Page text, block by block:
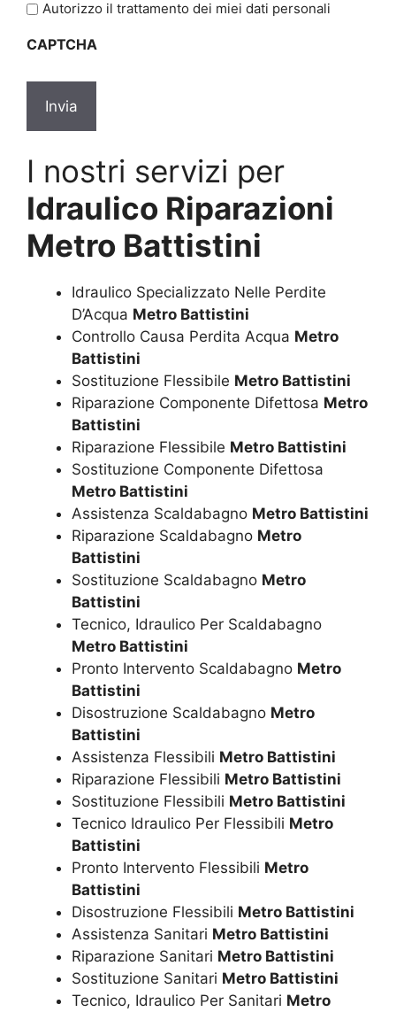
l'informativa
privacy
Autorizzo il trattamento dei miei dati personali
CAPTCHA
I nostri servizi per
Idraulico Riparazioni
Metro Battistini
Idraulico Specializzato Nelle Perdite
D’Acqua Metro Battistini
Controllo Causa Perdita Acqua Metro
Battistini
Sostituzione Flessibile Metro Battistini
Riparazione Componente Difettosa Metro
Battistini
Riparazione Flessibile Metro Battistini
Sostituzione Componente Difettosa
Metro Battistini
Assistenza Scaldabagno Metro Battistini
Riparazione Scaldabagno Metro
Battistini
Sostituzione Scaldabagno Metro
Battistini
Tecnico, Idraulico Per Scaldabagno
Metro Battistini
Pronto Intervento Scaldabagno Metro
Battistini
Disostruzione Scaldabagno Metro
Battistini
Assistenza Flessibili Metro Battistini
Riparazione Flessibili Metro Battistini
Sostituzione Flessibili Metro Battistini
Tecnico Idraulico Per Flessibili Metro
Battistini
Pronto Intervento Flessibili Metro
Battistini
Disostruzione Flessibili Metro Battistini
Assistenza Sanitari Metro Battistini
Riparazione Sanitari Metro Battistini
Sostituzione Sanitari Metro Battistini
Tecnico, Idraulico Per Sanitari Metro